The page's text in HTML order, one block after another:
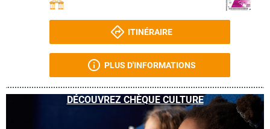
ITINÉRAIRE
PLUS D'INFORMATIONS
DÉCOUVREZ CHÈQUE CULTURE